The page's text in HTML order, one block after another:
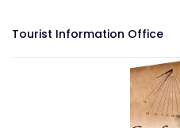
Tourist Information Office